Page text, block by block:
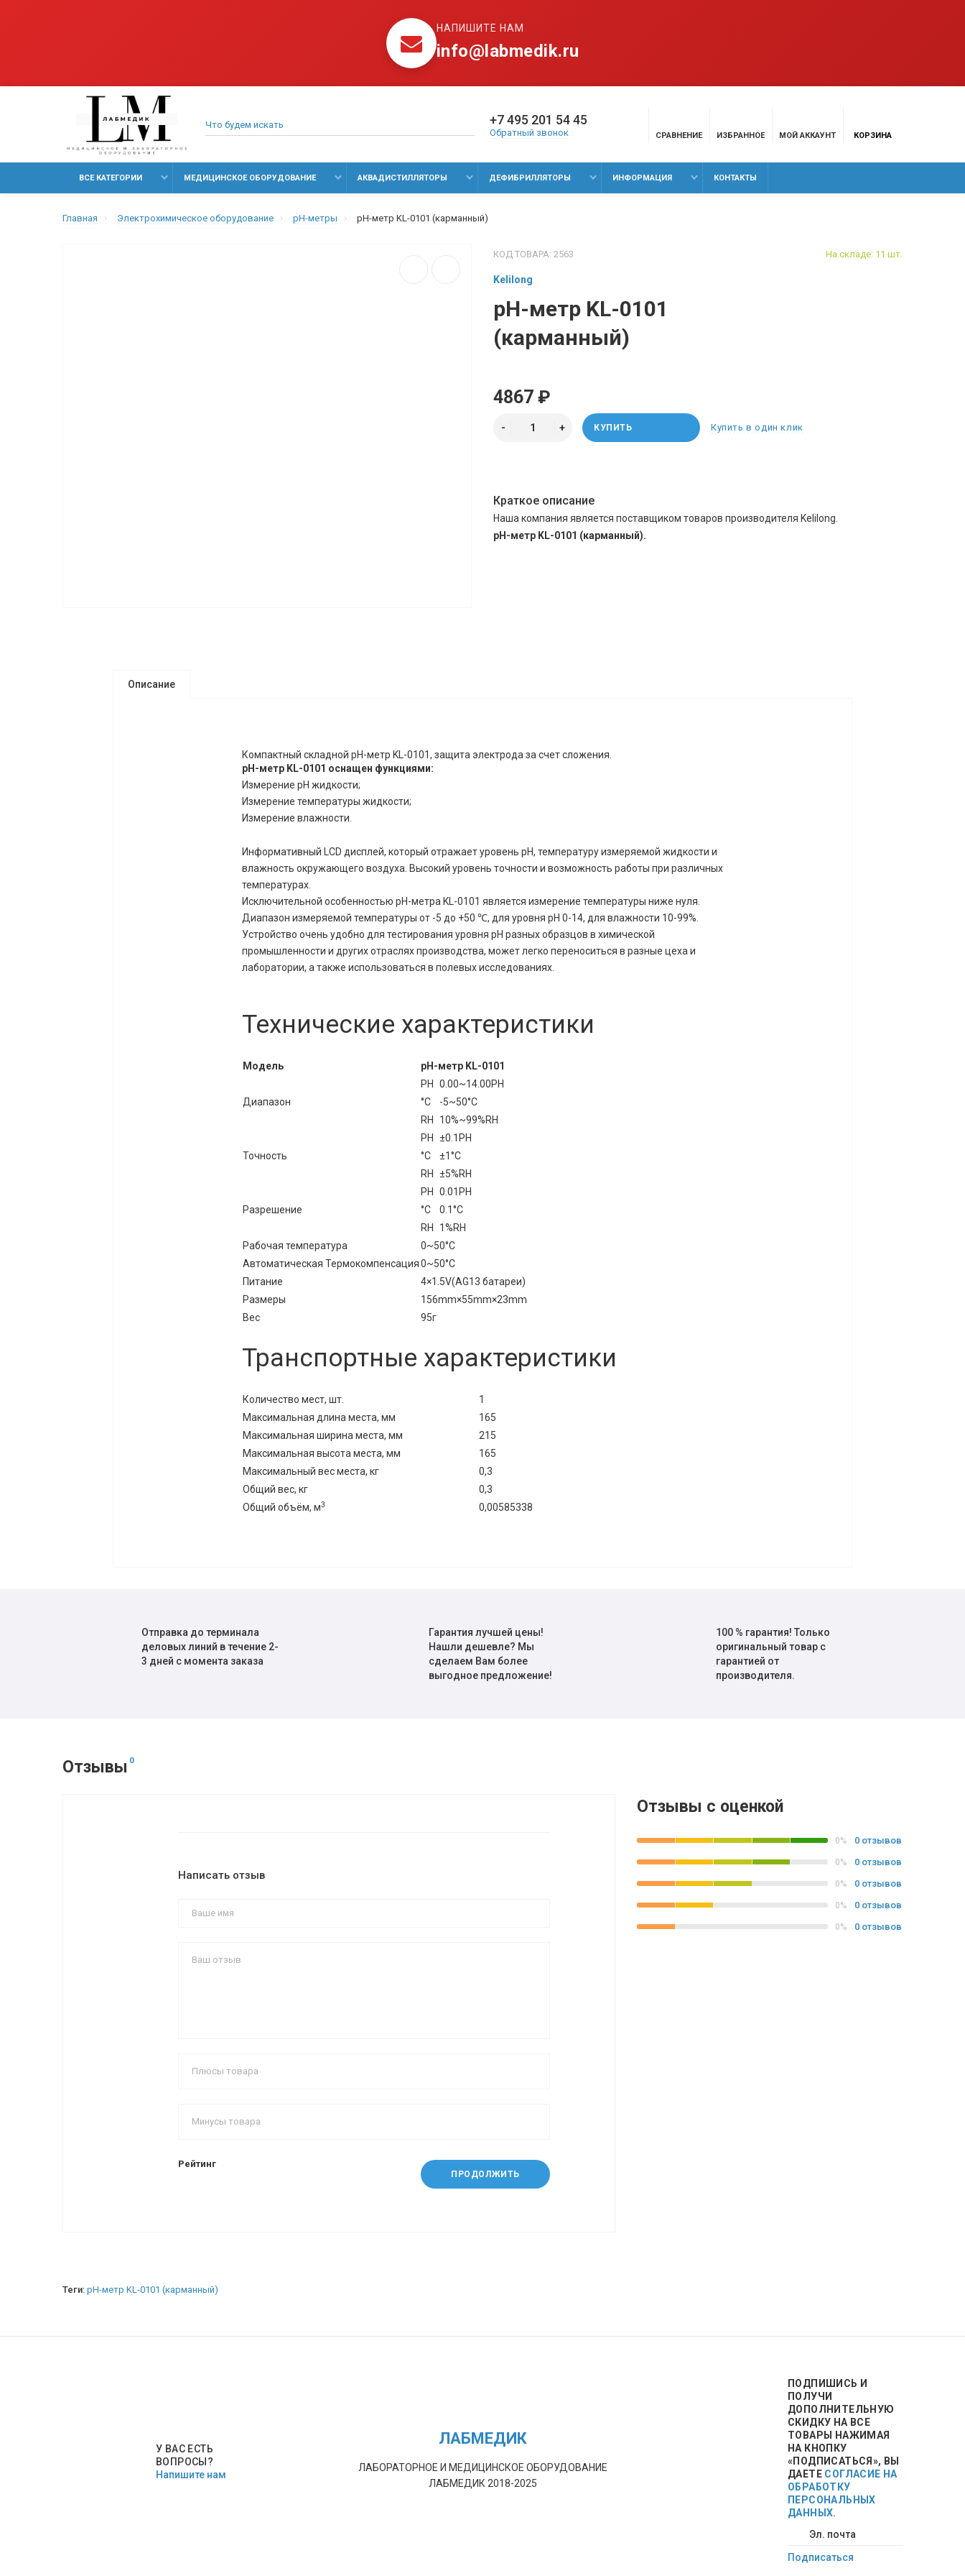
НАПИШИТЕ НАМ
info@labmedik.ru
+7 495 201 54 45
Обратный звонок СРАВНЕНИЕ ИЗБРАННОЕ МОЙ АККАУНТ КОРЗИНА
ВСЕ КАТЕГОРИИ МЕДИЦИНСКОЕ ОБОРУДОВАНИЕ АКВАДИСТИЛЛЯТОРЫ ДЕФИБРИЛЛЯТОРЫ ИНФОРМАЦИЯ КОНТАКТЫ
Главная Электрохимическое оборудование pH-метры pH-метр KL-0101 (карманный)
КОД ТОВАРА: 2563
Kelilong
pH-метр KL-0101
(карманный)
На складе: 11 шт.
4867 ₽
КУПИТЬ Купить в один клик
Краткое описание
Наша компания является поставщиком товаров производителя Kelilong.
pH-метр KL-0101 (карманный).
Описание
Компактный складной pH-метр KL-0101, защита электрода за счет сложения.
pH-метр KL-0101 оснащен функциями:
Измерение pH жидкости;
Измерение температуры жидкости;
Измерение влажности.
Информативный LCD дисплей, который отражает уровень pH, температуру измеряемой жидкости и
влажность окружающего воздуха. Высокий уровень точности и возможность работы при различных
температурах.
Исключительной особенностью pH-метра KL-0101 является измерение температуры ниже нуля.
Диапазон измеряемой температуры от -5 до +50 ℃, для уровня pH 0-14, для влажности 10-99%.
Устройство очень удобно для тестирования уровня рН разных образцов в химической
промышленности и других отраслях производства, может легко переноситься в разные цеха и
лаборатории, а также использоваться в полевых исследованиях.
Технические характеристики
Модель pH-метр KL-0101
Диапазон
PH
0.00~14.00PH
°C
-5~50°C
RH
10%~99%RH
Точность
PH
±0.1PH
°C
±1°C
RH
±5%RH
Разрешение
PH
0.01PH
°C
0.1°C
RH
1%RH
Рабочая температура
0~50°C
Автоматическая Термокомпенсация0~50°C
Питание
4×1.5V(AG13 батареи)
Размеры
156mm×55mm×23mm
Вес
95г
Транспортные характеристики
Количество мест, шт.
1
Максимальная длина места, мм
165
Максимальная ширина места, мм
215
Максимальная высота места, мм
165
Максимальный вес места, кг
0,3
Общий вес, кг
0,3
Общий объём, м3 0,00585338
Отправка до терминала
деловых линий в течение 2-
3 дней с момента заказа
Гарантия лучшей цены!
Нашли дешевле? Мы
сделаем Вам более
выгодное предложение!
100 % гарантия! Только
оригинальный товар с
гарантией от
производителя.
Отзывы 0
Написать отзыв
Рейтинг
ПРОДОЛЖИТЬ
Отзывы с оценкой
0% 0 отзывов
0% 0 отзывов
0% 0 отзывов
0% 0 отзывов
0% 0 отзывов
Теги: pH-метр KL-0101 (карманный)
ЛАБМЕДИК
ЛАБОРАТОРНОЕ И МЕДИЦИНСКОЕ ОБОРУДОВАНИЕ
ЛАБМЕДИК 2018-2025
У ВАС ЕСТЬ
ВОПРОСЫ?
Напишите нам
ПОДПИШИСЬ И
ПОЛУЧИ
ДОПОЛНИТЕЛЬНУЮ
СКИДКУ НА ВСЕ
ТОВАРЫ НАЖИМАЯ
НА КНОПКУ
«ПОДПИСАТЬСЯ», ВЫ
ДАЕТЕ СОГЛАСИЕ НА
ОБРАБОТКУ
ПЕРСОНАЛЬНЫХ
ДАННЫХ.
Подписаться